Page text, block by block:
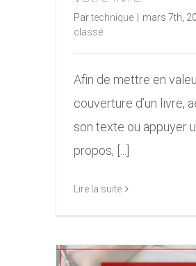
Partechnique mars 7th,
classé
Afin de mettre en
couverture d’un livre,
son texte ou appuyer
propos, [...]
Lire la suite